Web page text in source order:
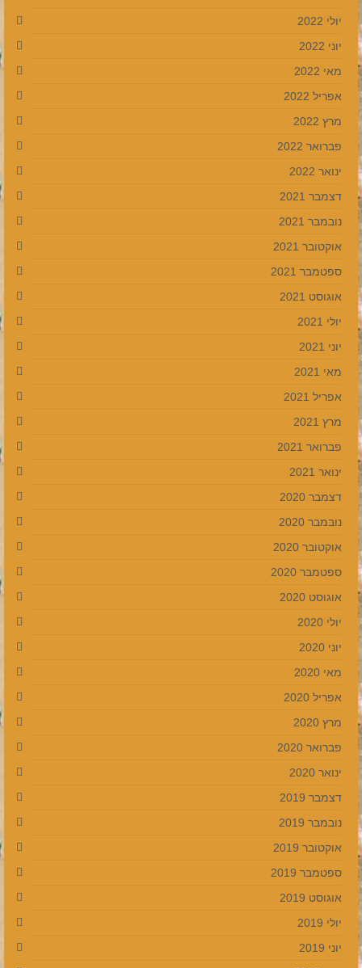
יולי 2022
יוני 2022
מאי 2022
אפריל 2022
מרץ 2022
פברואר 2022
ינואר 2022
דצמבר 2021
נובמבר 2021
אוקטובר 2021
ספטמבר 2021
אוגוסט 2021
יולי 2021
יוני 2021
מאי 2021
אפריל 2021
מרץ 2021
פברואר 2021
ינואר 2021
דצמבר 2020
נובמבר 2020
אוקטובר 2020
ספטמבר 2020
אוגוסט 2020
יולי 2020
יוני 2020
מאי 2020
אפריל 2020
מרץ 2020
פברואר 2020
ינואר 2020
דצמבר 2019
נובמבר 2019
אוקטובר 2019
ספטמבר 2019
אוגוסט 2019
יולי 2019
יוני 2019